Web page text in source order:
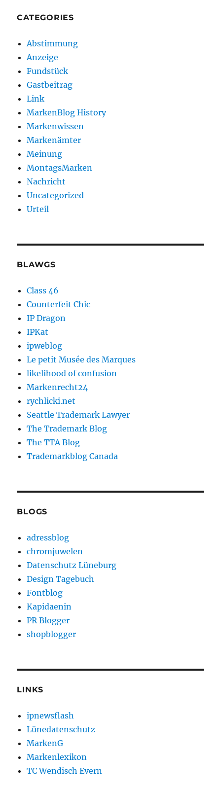
CATEGORIES
Abstimmung
Anzeige
Fundstück
Gastbeitrag
Link
MarkenBlog History
Markenwissen
Markenämter
Meinung
MontagsMarken
Nachricht
Uncategorized
Urteil
BLAWGS
Class 46
Counterfeit Chic
IP Dragon
IPKat
ipweblog
Le petit Musée des Marques
likelihood of confusion
Markenrecht24
rychlicki.net
Seattle Trademark Lawyer
The Trademark Blog
The TTA Blog
Trademarkblog Canada
BLOGS
adressblog
chromjuwelen
Datenschutz Lüneburg
Design Tagebuch
Fontblog
Kapidaenin
PR Blogger
shopblogger
LINKS
ipnewsflash
Lünedatenschutz
MarkenG
Markenlexikon
TC Wendisch Evern